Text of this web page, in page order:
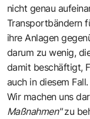
nicht genau
Transportbändern
ihre Anlagen
darum zu wenig,
damit beschäftigt,
auch in diesem
Wir machen uns
Maßnahmen"zu